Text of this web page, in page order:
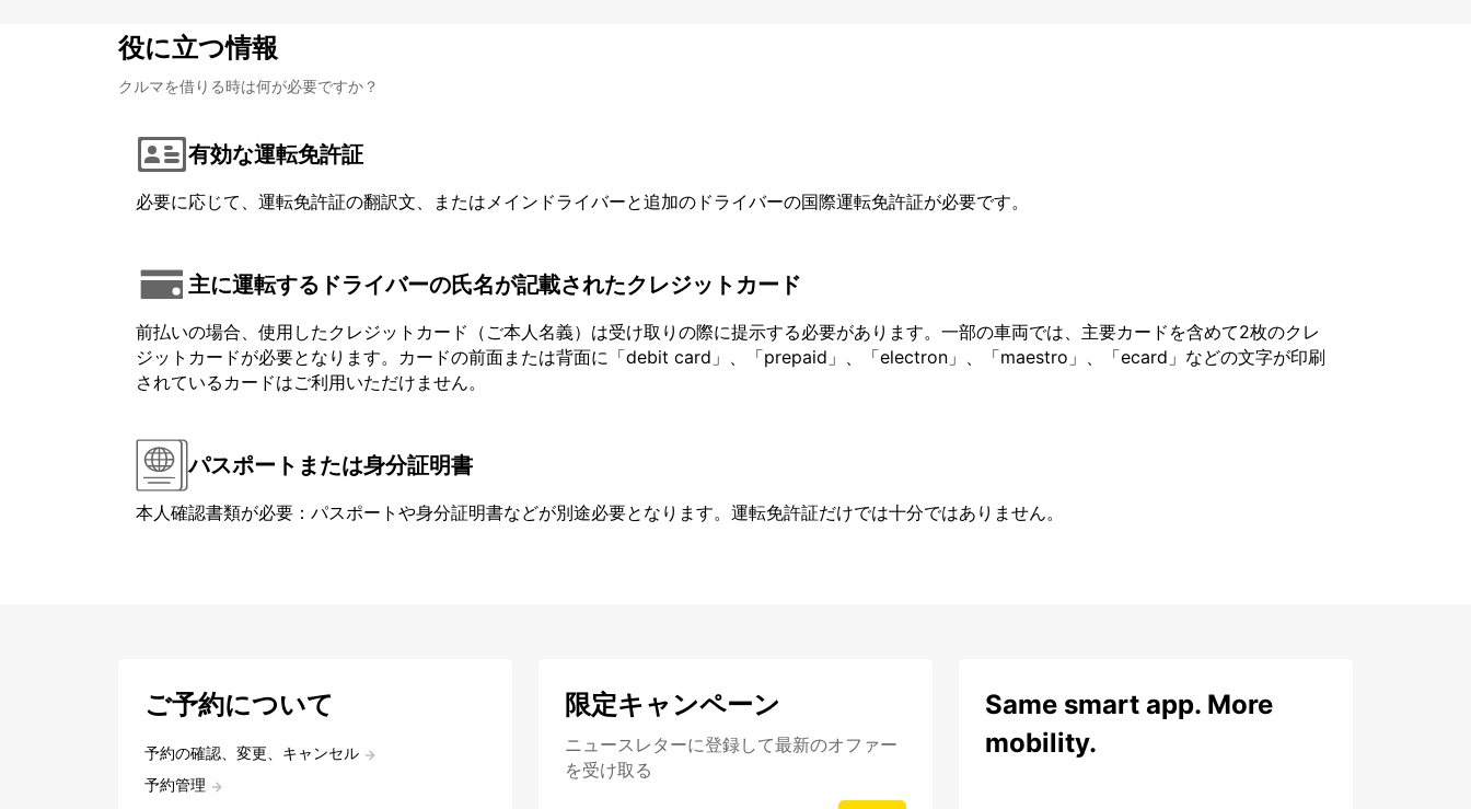
役に立つ情報
クルマを借りる時は何が必要ですか？
有効な運転免許証
必要に応じて、運転免許証の翻訳文、またはメインドライバーと追加のドライバーの国際運転免許証が必要です。
主に運転するドライバーの氏名が記載されたクレジットカード
前払いの場合、使用したクレジットカード（ご本人名義）は受け取りの際に提示する必要があります。一部の車両では、主要カードを含めて2枚のクレ
ジットカードが必要となります。カードの前面または背面に「debit card」、「prepaid」、「electron」、「maestro」、「ecard」などの文字が印刷
されているカードはご利用いただけません。
パスポートまたは身分証明書
本人確認書類が必要：パスポートや身分証明書などが別途必要となります。運転免許証だけでは十分ではありません。
ご予約について
予約の確認、変更、キャンセル
予約管理
限定キャンペーン
ニュースレターに登録して最新のオファー
を受け取る
Same smart app. More
mobility.